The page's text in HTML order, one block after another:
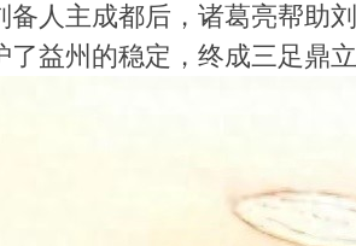
备人主成都后，诸葛亮帮助
了益州的稳定，终成三足鼎